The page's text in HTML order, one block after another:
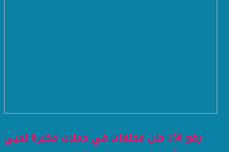
رفع 150 طن مخلفات في حملات مكبرة لحيي